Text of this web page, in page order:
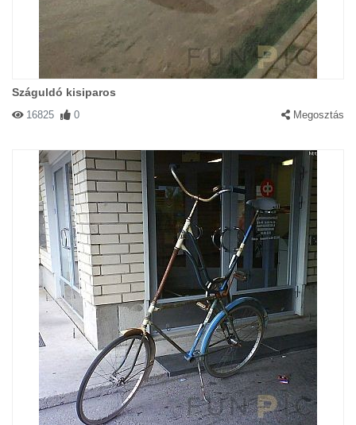
Száguldó kisiparos
16825 0 Megosztás